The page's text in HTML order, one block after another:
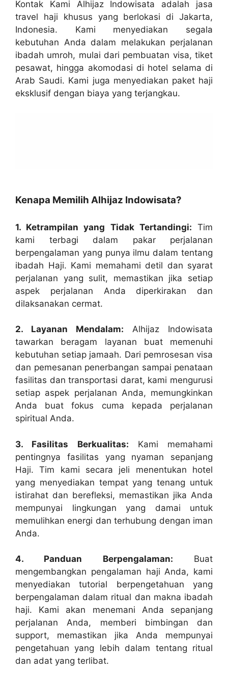
Kontak Kami Alhijaz Indowisata adalah jasa
travel haji khusus yang berlokasi di Jakarta,
Indonesia. Kami menyediakan segala
kebutuhan Anda dalam melakukan perjalanan
ibadah umroh, mulai dari pembuatan visa, tiket
pesawat, hingga akomodasi di hotel selama di
Arab Saudi. Kami juga menyediakan paket haji
eksklusif dengan biaya yang terjangkau.
Kenapa Memilih Alhijaz Indowisata?
1. Ketrampilan yang Tidak Tertandingi: Tim
kami terbagi dalam pakar perjalanan
berpengalaman yang punya ilmu dalam tentang
ibadah Haji. Kami memahami detil dan syarat
perjalanan yang sulit, memastikan jika setiap
aspek perjalanan Anda diperkirakan dan
dilaksanakan cermat.
2. Layanan Mendalam: Alhijaz Indowisata
tawarkan beragam layanan buat memenuhi
kebutuhan setiap jamaah. Dari pemrosesan visa
dan pemesanan penerbangan sampai penataan
fasilitas dan transportasi darat, kami mengurusi
setiap aspek perjalanan Anda, memungkinkan
Anda buat fokus cuma kepada perjalanan
spiritual Anda.
3. Fasilitas Berkualitas: Kami memahami
pentingnya fasilitas yang nyaman sepanjang
Haji. Tim kami secara jeli menentukan hotel
yang menyediakan tempat yang tenang untuk
istirahat dan berefleksi, memastikan jika Anda
mempunyai lingkungan yang damai untuk
memulihkan energi dan terhubung dengan iman
Anda.
4. Panduan Berpengalaman: Buat
mengembangkan pengalaman haji Anda, kami
menyediakan tutorial berpengetahuan yang
berpengalaman dalam ritual dan makna ibadah
haji. Kami akan menemani Anda sepanjang
perjalanan Anda, memberi bimbingan dan
support, memastikan jika Anda mempunyai
pengetahuan yang lebih dalam tentang ritual
dan adat yang terlibat.